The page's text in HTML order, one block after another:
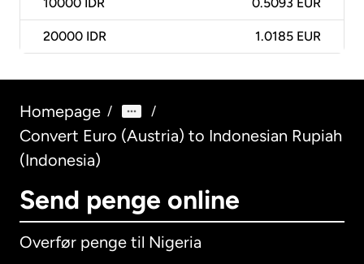
10000 IDR 0.5093 EUR
20000 IDR 1.0185 EUR
Homepage / /
Convert Euro (Austria) to Indonesian Rupiah
(Indonesia)
Send penge online
Overfør penge til Nigeria